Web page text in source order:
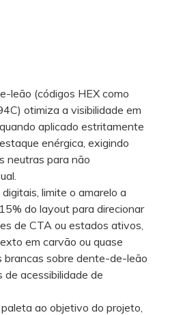
leão (códigos HEX como
otimiza a visibilidade em
aplicado estritamente
enérgica, exigindo
neutras para não
limite o amarelo a
do layout para direcionar
de CTA ou estados ativos,
em carvão ou quase
brancas sobre dente-de-leão
de acessibilidade de
ao objetivo do projeto,